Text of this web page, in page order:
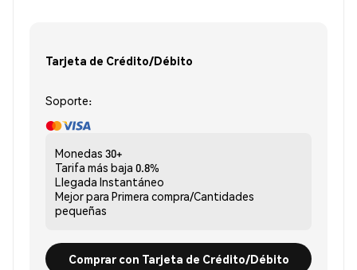
Tarjeta de Crédito/Débito
Soporte:
Monedas 30+
Tarifa más baja 0.8%
Llegada Instantáneo
Mejor para Primera compra/Cantidades
pequeñas
Comprar con Tarjeta de Crédito/Débito